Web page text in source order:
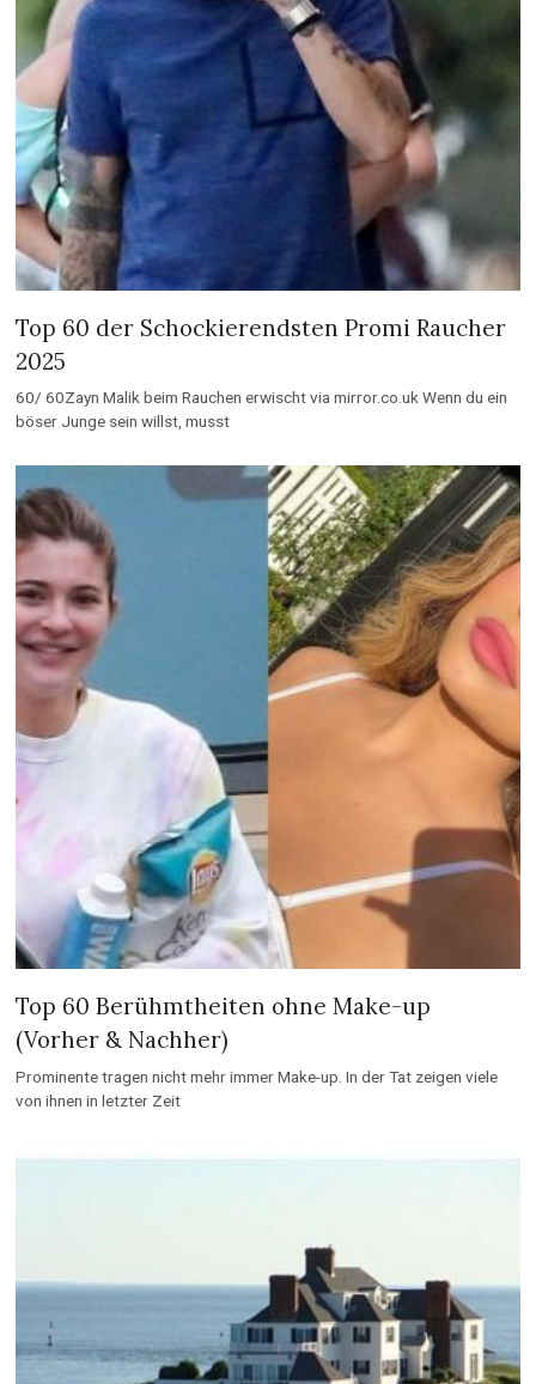
Top 60 der Schockierendsten Promi Raucher
2025
60/ 60Zayn Malik beim Rauchen erwischt via mirror.co.uk Wenn du ein
böser Junge sein willst, musst
Top 60 Berühmtheiten ohne Make-up
(Vorher & Nachher)
Prominente tragen nicht mehr immer Make-up. In der Tat zeigen viele
von ihnen in letzter Zeit